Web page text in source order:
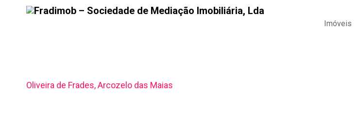
Imóveis
Oliveira de Frades, Arcozelo das Maias